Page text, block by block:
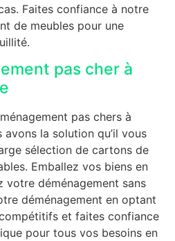
Faites confiance à notre
de meubles pour une
pas cher à
pas chers à
la solution qu’il vous
sélection de cartons de
Emballez vos biens en
déménagement sans
déménagement en optant
et faites confiance
pour tous vos besoins en